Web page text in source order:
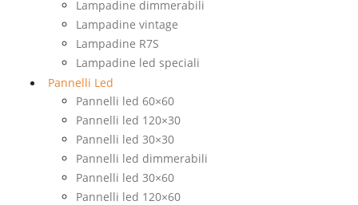
Lampadine dimmerabili
Lampadine vintage
Lampadine R7S
Lampadine led speciali
Pannelli Led
Pannelli led 60×60
Pannelli led 120×30
Pannelli led 30×30
Pannelli led dimmerabili
Pannelli led 30×60
Pannelli led 120×60